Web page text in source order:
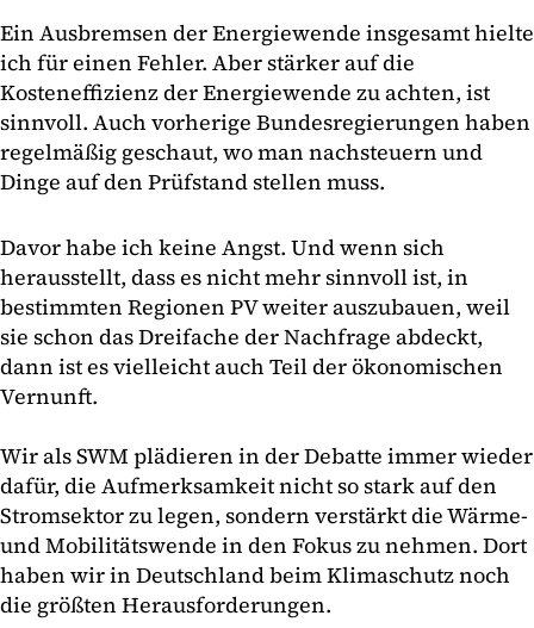
Ein Ausbremsen der Energiewende insgesamt hielte
ich für einen Fehler. Aber stärker auf die
Kosteneffizienz der Energiewende zu achten, ist
sinnvoll. Auch vorherige Bundesregierungen haben
regelmäßig geschaut, wo man nachsteuern und
Dinge auf den Prüfstand stellen muss.
Davor habe ich keine Angst. Und wenn sich
herausstellt, dass es nicht mehr sinnvoll ist, in
bestimmten Regionen PV weiter auszubauen, weil
sie schon das Dreifache der Nachfrage abdeckt,
dann ist es vielleicht auch Teil der ökonomischen
Vernunft.
Wir als SWM plädieren in der Debatte immer wieder
dafür, die Aufmerksamkeit nicht so stark auf den
Stromsektor zu legen, sondern verstärkt die Wärme-
und Mobilitätswende in den Fokus zu nehmen. Dort
haben wir in Deutschland beim Klimaschutz noch
die größten Herausforderungen.